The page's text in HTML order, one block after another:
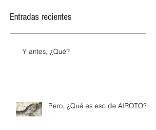
Entradas recientes
Y antes, ¿Qué?
Pero, ¿Qué es eso de AIROTO?